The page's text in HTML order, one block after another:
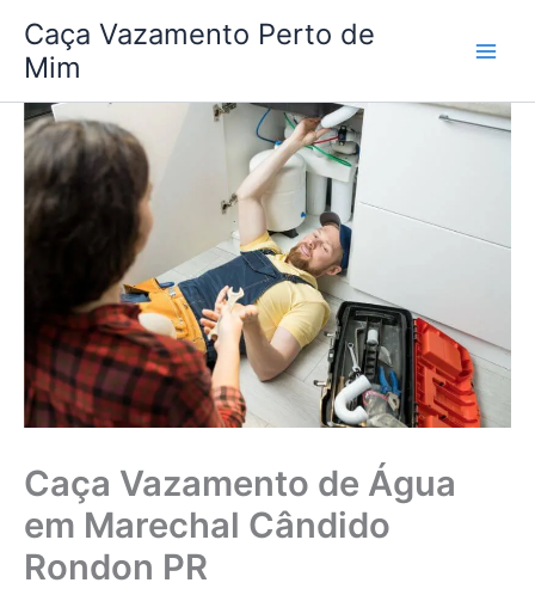
para
conteúdo
Caça Vazamento Perto de
Mim
Caça Vazamento de Água
em Marechal Cândido
Rondon PR